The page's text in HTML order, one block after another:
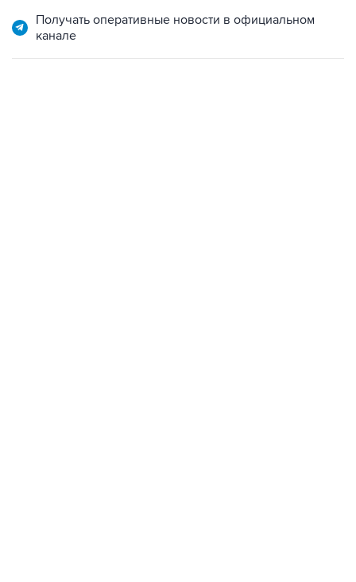
Получать оперативные новости в официальном
канале